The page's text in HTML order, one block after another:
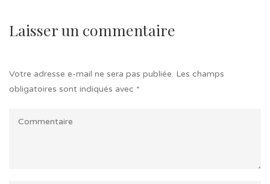
Laisser un commentaire
Votre adresse e-mail ne sera pas publiée. Les champs
obligatoires sont indiqués avec *